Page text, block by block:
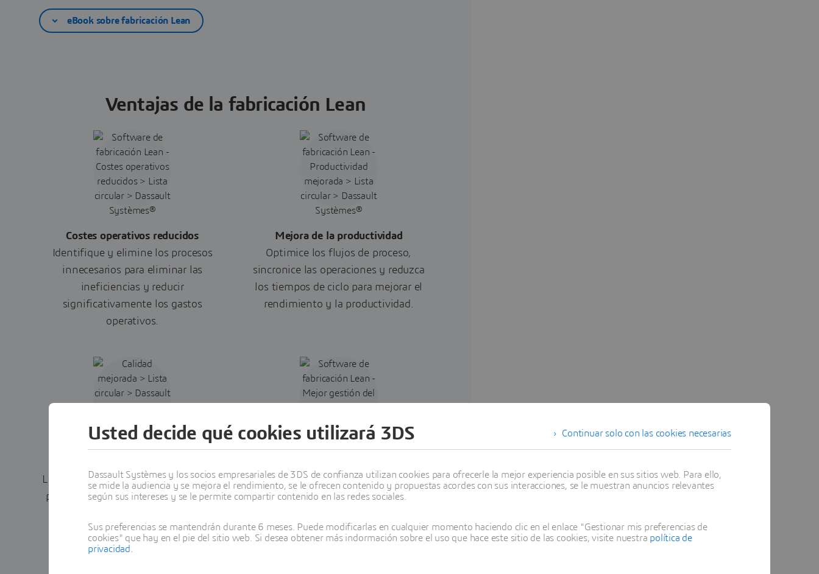
eBook sobre fabricación Lean
Ventajas de la fabricación Lean
Costes operativos reducidos
Identifique y elimine los procesos
innecesarios para eliminar las
ineficiencias y reducir
significativamente los gastos
operativos.
Mejora de la productividad
Optimice los flujos de proceso,
sincronice las operaciones y reduzca
los tiempos de ciclo para mejorar el
rendimiento y la productividad.
La detección temprana de defectos, la
prevención de errores en tiempo real
normativo contribuyen a reducir el
desperdicio y las irregularidades.
La visibilidad del inventario en tiempo
real, la sincronización de materiales y
Kanban, reducen el exceso de
Continuar solo con las cookies necesarias
Usted decide qué cookies utilizará 3DS
Dassault Systèmes y los socios empresariales de 3DS de confianza utilizan cookies para ofrecerle la mejor experiencia posible en sus sitios web. Para ello,
se mide la audiencia y se mejora el rendimiento, se le ofrecen contenido y propuestas acordes con sus interacciones, se le muestran anuncios relevantes
según sus intereses y se le permite compartir contenido en las redes sociales.
Sus preferencias se mantendrán durante 6 meses. Puede modificarlas en cualquier momento haciendo clic en el enlace "Gestionar mis preferencias de
cookies" que hay en el pie del sitio web. Si desea obtener más indormación sobre el uso que hace este sitio de las cookies, visite nuestra política de
privacidad.